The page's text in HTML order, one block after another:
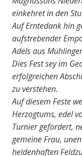
einkehret in den
Auf Erntedank hin
aufstrebender
Adels aus
Dies Fest sey im
erfolgreichen
zu verstehen.
Auf diesem Feste
Herzogtums, edel
Turnier gefordert,
gemeine Frau,
heldenhaften